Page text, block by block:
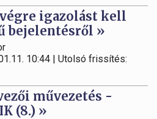
igazolást kell
bejelentésről »
10:44 | Utolsó frissítés:
művezetés -
(8.) »